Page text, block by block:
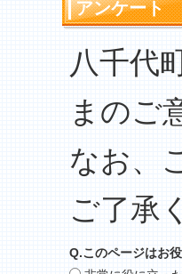
アンケート
八千代
まのご
なお、
ご了承
Q.このページはお